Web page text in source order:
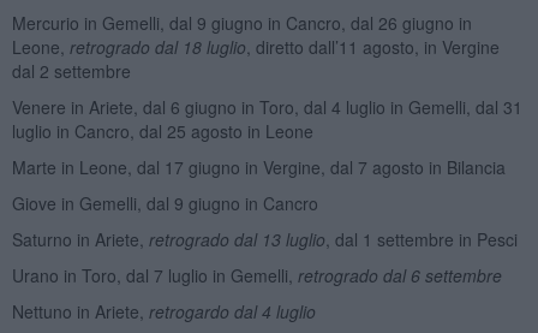
Mercurio in Gemelli, dal 9 giugno in Cancro, dal 26 giugno in
Leone, retrogrado dal 18 luglio , diretto dall’11 agosto, in Vergine
dal 2 settembre
Venere in Ariete, dal 6 giugno in Toro, dal 4 luglio in Gemelli, dal 31
luglio in Cancro, dal 25 agosto in Leone
Marte in Leone, dal 17 giugno in Vergine, dal 7 agosto in Bilancia
Giove in Gemelli, dal 9 giugno in Cancro
Saturno in Ariete, retrogrado dal 13 luglio , dal 1 settembre in Pesci
Urano in Toro, dal 7 luglio in Gemelli, retrogrado dal 6 settembre
Nettuno in Ariete, retrogardo dal 4 luglio